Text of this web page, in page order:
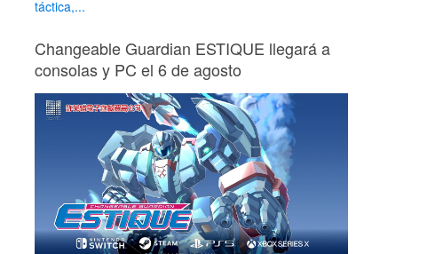
táctica,...
Changeable Guardian ESTIQUE llegará a
consolas y PC el 6 de agosto